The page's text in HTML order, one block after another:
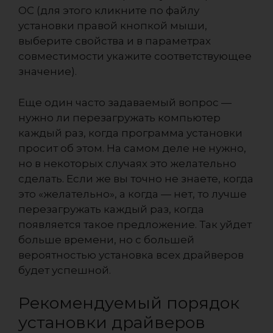
ОС (для этого кликните по файлу
установки правой кнопкой мыши,
выберите свойства и в параметрах
совместимости укажите соответствующее
значение).
Еще один часто задаваемый вопрос —
нужно ли перезагружать компьютер
каждый раз, когда программа установки
просит об этом. На самом деле не нужно,
но в некоторых случаях это желательно
сделать. Если же вы точно не знаете, когда
это «желательно», а когда — нет, то лучше
перезагружать каждый раз, когда
появляется такое предложение. Так уйдет
больше времени, но с большей
вероятностью установка всех драйверов
будет успешной.
Рекомендуемый порядок
установки драйверов